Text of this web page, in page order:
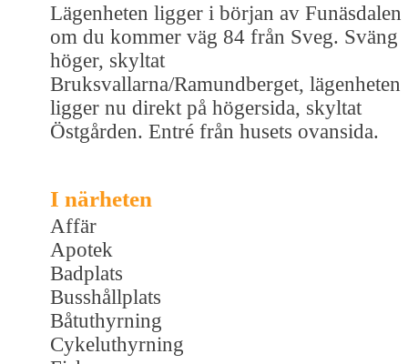
Lägenheten ligger i början av Funäsdalen
om du kommer väg 84 från Sveg. Sväng
höger, skyltat
Bruksvallarna/Ramundberget, lägenheten
ligger nu direkt på högersida, skyltat
Östgården. Entré från husets ovansida.
I närheten
Affär
Apotek
Badplats
Busshållplats
Båtuthyrning
Cykeluthyrning